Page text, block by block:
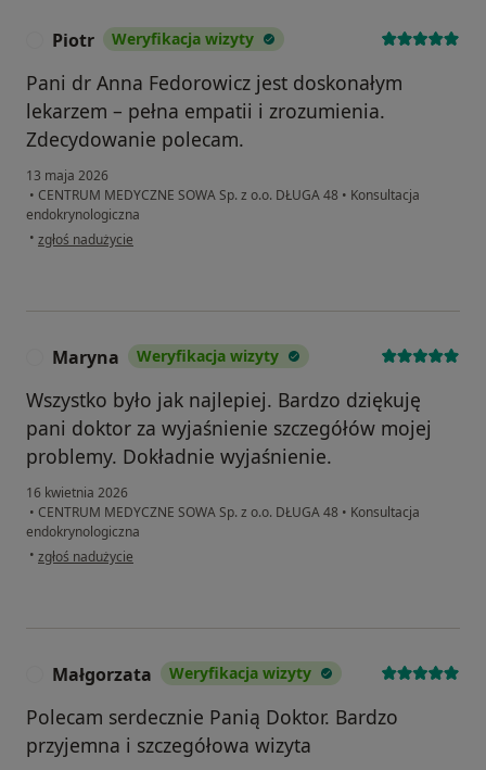
Piotr Weryfikacja wizyty
Pani dr Anna Fedorowicz jest doskonałym
lekarzem – pełna empatii i zrozumienia.
Zdecydowanie polecam.
13 maja 2026
• CENTRUM MEDYCZNE SOWA Sp. z o.o. DŁUGA 48 • Konsultacja
endokrynologiczna
• w opinii użytkownika Piotr
zgłoś nadużycie
Maryna Weryfikacja wizyty
Wszystko było jak najlepiej. Bardzo dziękuję
pani doktor za wyjaśnienie szczegółów mojej
problemy. Dokładnie wyjaśnienie.
16 kwietnia 2026
• CENTRUM MEDYCZNE SOWA Sp. z o.o. DŁUGA 48 • Konsultacja
endokrynologiczna
• w opinii użytkownika Maryna
zgłoś nadużycie
Małgorzata Weryfikacja wizyty
Polecam serdecznie Panią Doktor. Bardzo
przyjemna i szczegółowa wizyta